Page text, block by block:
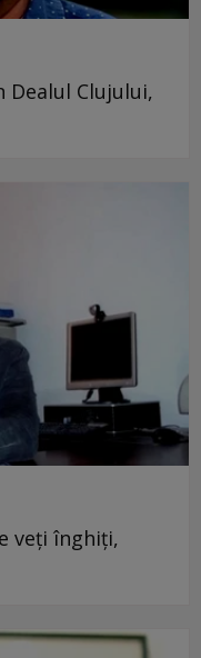
Dealul Clujului,
veţi înghiţi,